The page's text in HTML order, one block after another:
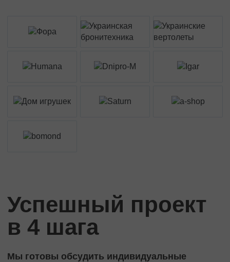
Успешный проект
в 4 шага
Мы готовы обсудить индивидуальные